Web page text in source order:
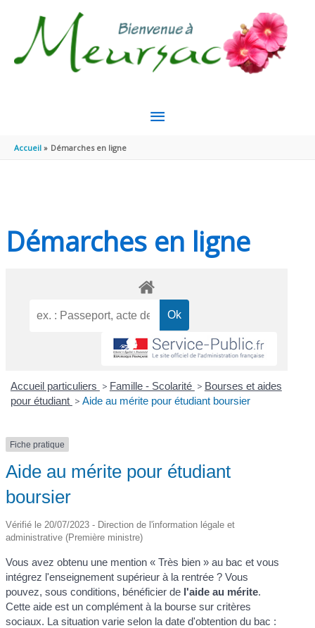
MENU
Accueil Démarches en ligne
Démarches en ligne
Accueil particuliers > Famille - Scolarité > Bourses et aides
pour étudiant > Aide au mérite pour étudiant boursier
Fiche pratique
Aide au mérite pour étudiant
boursier
Vérifié le 20/07/2023 - Direction de l'information légale et
administrative (Première ministre)
Vous avez obtenu une mention « Très bien » au bac et vous
intégrez l'enseignement supérieur à la rentrée ? Vous
pouvez, sous conditions, bénéficier de l'aide au mérite.
Cette aide est un complément à la bourse sur critères
sociaux. La situation varie selon la date d'obtention du bac :